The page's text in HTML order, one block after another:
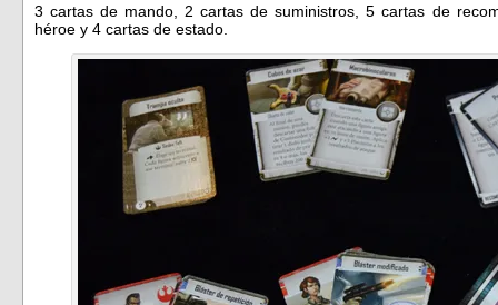
3 cartas de mando, 2 cartas de suministros, 5 cartas de
héroe y 4 cartas de estado.